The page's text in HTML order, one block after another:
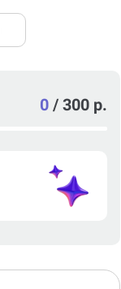
0 / 300 р.